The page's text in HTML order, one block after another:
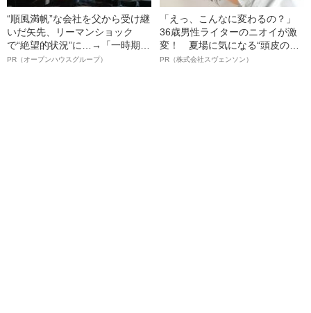
“順風満帆”な会社を父から受け継
いだ矢先、リーマンショック
で“絶望的状況”に…→「一時期は
納品3年待ち」のヒット商品を生
PR（オープンハウスグループ）
「えっ、こんなに変わるの？」
36歳男性ライターのニオイが激
変！ 夏場に気になる“頭皮のニ
オイ”や“ベタつき”を解消す
PR（株式会社スヴェンソン）